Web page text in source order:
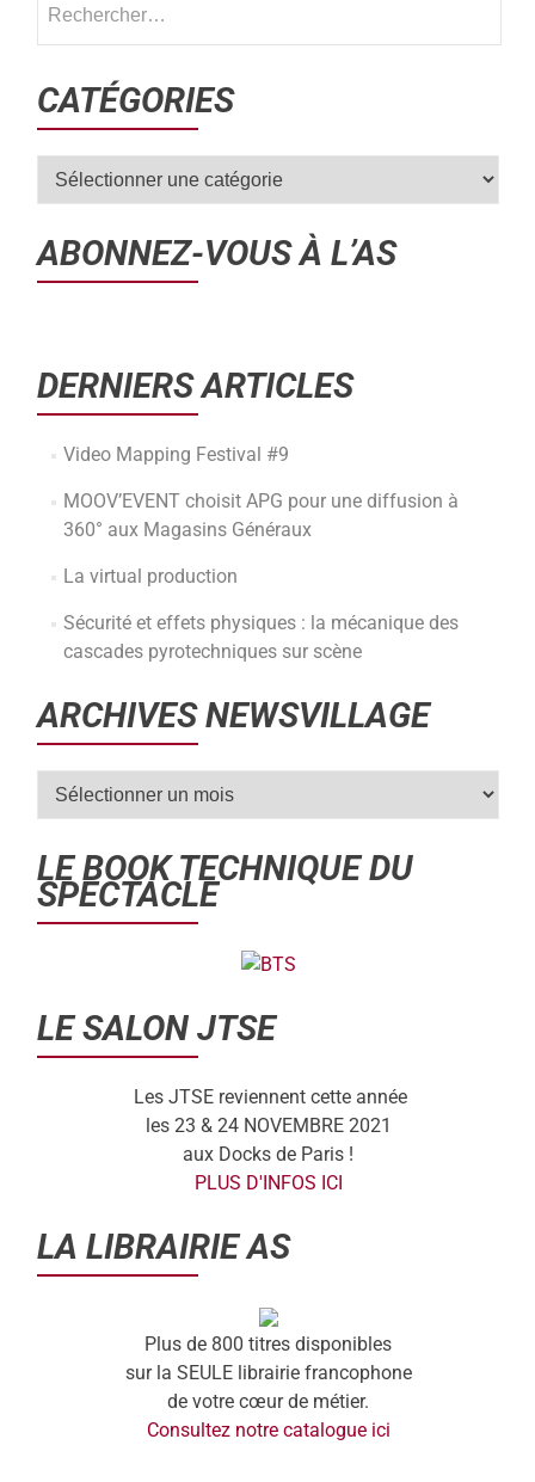
CATÉGORIES
ABONNEZ-VOUS À L’AS
DERNIERS ARTICLES
Video Mapping Festival #9
MOOV’EVENT choisit APG pour une diffusion à
360° aux Magasins Généraux
La virtual production
Sécurité et effets physiques : la mécanique des
cascades pyrotechniques sur scène
ARCHIVES NEWSVILLAGE
LE BOOK TECHNIQUE DU
SPECTACLE
LE SALON JTSE
Les JTSE reviennent cette année
les 23 & 24 NOVEMBRE 2021
aux Docks de Paris !
PLUS D'INFOS ICI
LA LIBRAIRIE AS
Plus de 800 titres disponibles
sur la SEULE librairie francophone
de votre cœur de métier.
Consultez notre catalogue ici